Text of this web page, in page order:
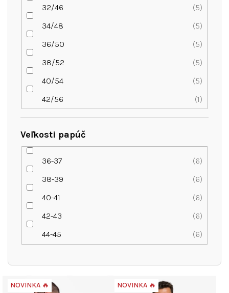
32/46
5
34/48
5
36/50
5
38/52
5
40/54
5
42/56
1
Veľkosti papúč
36-37
6
38-39
6
40-41
6
42-43
6
44-45
6
NOVINKA 🔥 NOVINKA 🔥